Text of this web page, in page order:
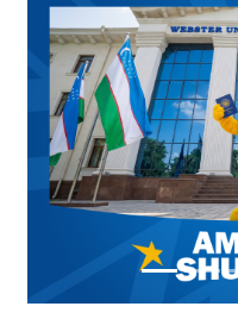
27-aprel 15:11